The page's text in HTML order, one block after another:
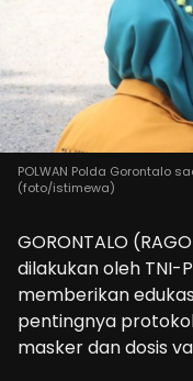
POLWAN Polda Gorontalo
(foto/istimewa)
GORONTALO
dilakukan oleh
memberikan
pentingnya
masker dan dosis